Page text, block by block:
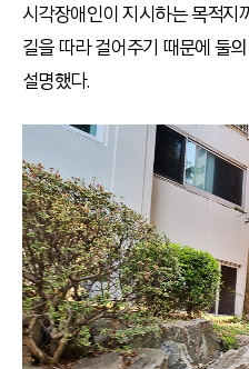
시각장애인이 지시하는 목적지
길을 따라 걸어주기 때문에 둘
설명했다.